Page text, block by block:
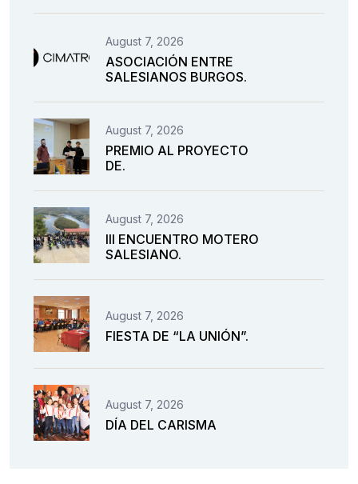
August 7, 2026
ASOCIACIÓN ENTRE
SALESIANOS BURGOS.
August 7, 2026
PREMIO AL PROYECTO
DE.
August 7, 2026
III ENCUENTRO MOTERO
SALESIANO.
August 7, 2026
FIESTA DE “LA UNIÓN”.
August 7, 2026
DÍA DEL CARISMA